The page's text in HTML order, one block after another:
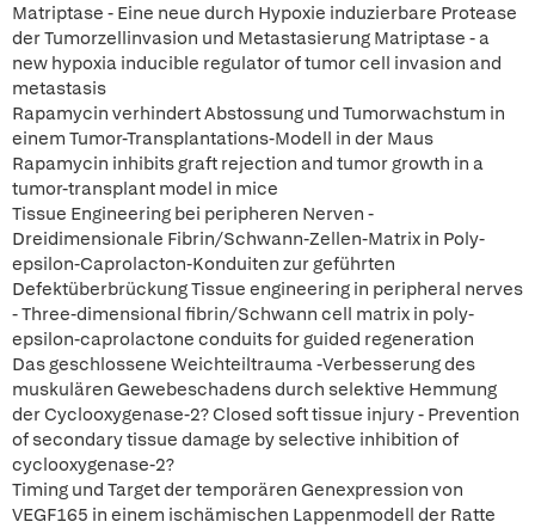
Matriptase - Eine neue durch Hypoxie induzierbare Protease
der Tumorzellinvasion und Metastasierung Matriptase - a
new hypoxia inducible regulator of tumor cell invasion and
metastasis
Rapamycin verhindert Abstossung und Tumorwachstum in
einem Tumor-Transplantations-Modell in der Maus
Rapamycin inhibits graft rejection and tumor growth in a
tumor-transplant model in mice
Tissue Engineering bei peripheren Nerven -
Dreidimensionale Fibrin/Schwann-Zellen-Matrix in Poly-
epsilon-Caprolacton-Konduiten zur geführten
Defektüberbrückung Tissue engineering in peripheral nerves
- Three-dimensional fibrin/Schwann cell matrix in poly-
epsilon-caprolactone conduits for guided regeneration
Das geschlossene Weichteiltrauma -Verbesserung des
muskulären Gewebeschadens durch selektive Hemmung
der Cyclooxygenase-2? Closed soft tissue injury - Prevention
of secondary tissue damage by selective inhibition of
cyclooxygenase-2?
Timing und Target der temporären Genexpression von
VEGF165 in einem ischämischen Lappenmodell der Ratte